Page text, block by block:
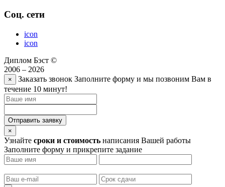
Соц. сети
icon
icon
Диплом Бэст ©
2006 – 2026
× Заказать звонок Заполните форму и мы позвоним Вам в
течение 10 минут!
Отправить заявку
×
Узнайте сроки и стоимость написания Вашей работы
Заполните форму и прикрепите задание